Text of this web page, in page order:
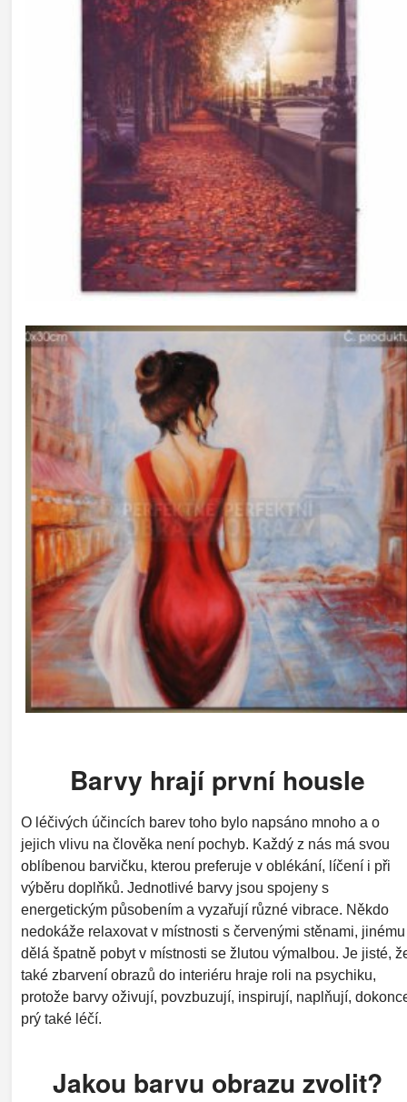
Barvy hrají první housle
O léčivých účincích barev toho bylo napsáno mnoho a o
jejich vlivu na člověka není pochyb. Každý z nás má svou
oblíbenou barvičku, kterou preferuje v oblékání, líčení i při
výběru doplňků. Jednotlivé barvy jsou spojeny s
energetickým působením a vyzařují různé vibrace. Někdo
nedokáže relaxovat v místnosti s červenými stěnami, jinému
dělá špatně pobyt v místnosti se žlutou výmalbou. Je jisté,
také zbarvení obrazů do interiéru hraje roli na psychiku,
protože barvy oživují, povzbuzují, inspirují, naplňují,
prý také léčí.
Jakou barvu obrazu zvolit?